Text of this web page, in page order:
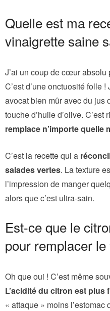
Quelle est ma
vinaigrette saine
J’ai un coup de cœur absolu
C’est d’une onctuosité folle
avocat bien mûr avec du jus
touche d’huile d’olive.
remplace n’importe quelle
C’est la recette qui a
salades vertes. La texture
l’impression de manger
alors que c’est ultra-sain.
Est-ce que le
pour remplacer
Oh que oui ! C’est même
L’acidité du citron est plus
« attaque » moins